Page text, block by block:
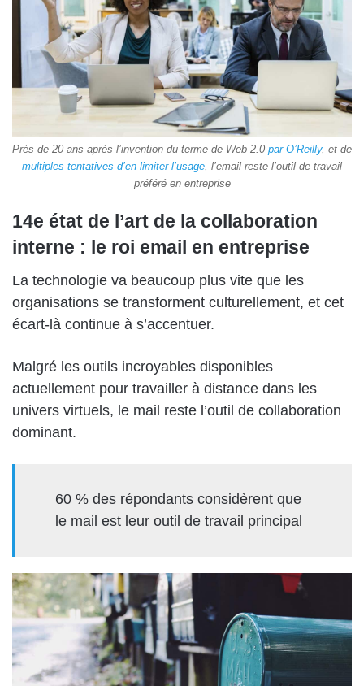
Près de 20 ans après l’invention du terme de Web 2.0 par O’Reilly, et de
multiples tentatives d’en limiter l’usage, l’email reste l’outil de travail
préféré en entreprise
14e état de l’art de la collaboration
interne : le roi email en entreprise
La technologie va beaucoup plus vite que les
organisations se transforment culturellement, et cet
écart-là continue à s’accentuer.
Malgré les outils incroyables disponibles
actuellement pour travailler à distance dans les
univers virtuels, le mail reste l’outil de collaboration
dominant.
60 % des répondants considèrent que
le mail est leur outil de travail principal